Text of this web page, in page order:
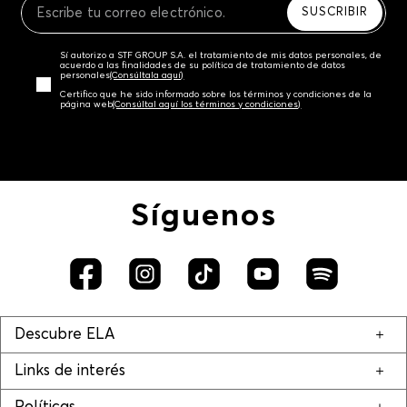
SUSCRIBIR
Sí autorizo a STF GROUP S.A. el tratamiento de mis datos personales, de
acuerdo a las finalidades de su política de tratamiento de datos
personales‎(Consúltala aquí)
Certifico que he sido informado sobre los términos y condiciones de la
página web‎(Consúltal aquí los términos y condiciones)
Síguenos
Descubre ELA
Links de interés